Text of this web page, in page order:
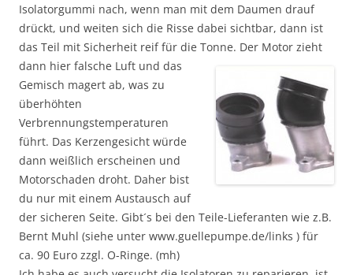
Isolatorgummi nach, wenn man mit dem Daumen drauf
drückt, und weiten sich die Risse dabei sichtbar, dann ist
das Teil mit Sicherheit reif für die Tonne. Der Motor zieht
dann hier falsche Luft und das
Gemisch magert ab, was zu
überhöhten
Verbrennungstemperaturen
führt. Das Kerzengesicht würde
dann weißlich erscheinen und
Motorschaden droht. Daher bist
du nur mit einem Austausch auf
der sicheren Seite. Gibt´s bei den Teile-Lieferanten wie z.B.
Bernt Muhl (siehe unter www.guellepumpe.de/links ) für
ca. 90 Euro zzgl. O-Ringe. (mh)